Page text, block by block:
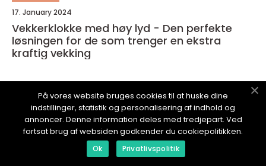
17. January 2024
Vekkerklokke med høy lyd - Den perfekte
løsningen for de som trenger en ekstra
kraftig vekking
TEKBLOGGER.no
På vores website bruges cookies til at huske dine
indstillinger, statistik og personalisering af indhold og
annoncer. Denne information deles med tredjepart. Ved
fortsat brug af websiden godkender du cookiepolitikken.
Ok Privatlivspolitik